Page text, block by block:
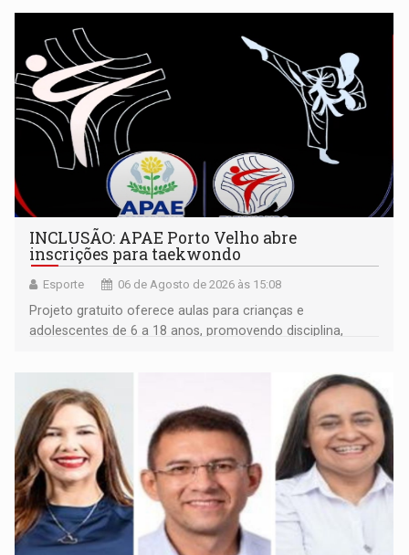
INCLUSÃO: APAE Porto Velho abre
inscrições para taekwondo
Esporte 06 de Agosto de 2026 às 15:08
Projeto gratuito oferece aulas para crianças e
adolescentes de 6 a 18 anos, promovendo disciplina,